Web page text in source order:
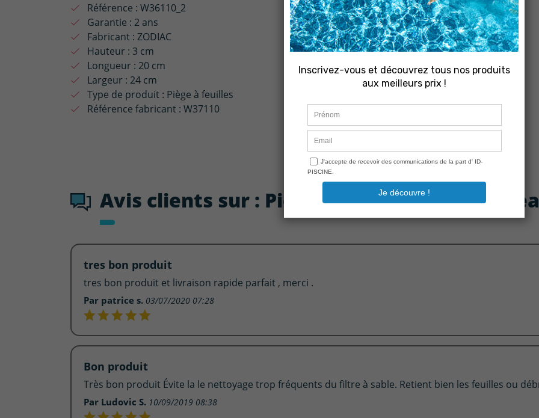
Référence : W36110_2
Garantie : 2 ans
Fabricant : ZODIAC
Hauteur : 3 cm
Longueur : 20 cm
Largeur : 24 cm
Type de produit : Piège à feuilles
Référence fabricant : W37110
Avis clients sur : Piège à feuilles Cyclonic
tres bon produit
tres bon produit et livraison rapide parfait , merci .
Par patrice s. 03/07/2020 07:28
Bon produit
Très bon produit Évite la le nettoyage trop fréquents du filtre à sable. Retient bien les feuilles ou
Par Ludovic S. 10/09/2019 08:38